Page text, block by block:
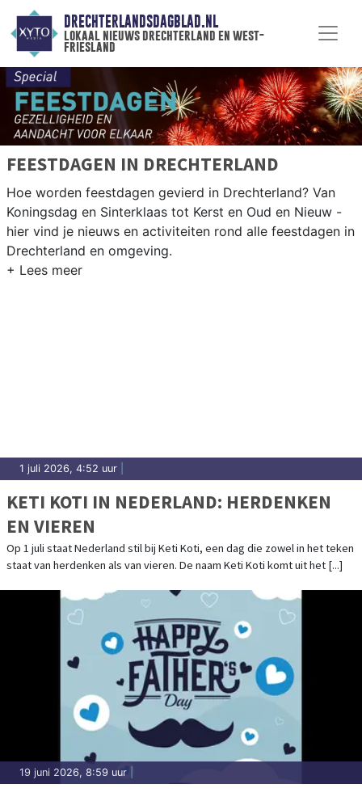
DRECHTERLANDSDAGBLAD.NL
lokaal nieuws drechterland en west-
friesland
FEESTDAGEN IN DRECHTERLAND
Hoe worden feestdagen gevierd in Drechterland? Van
Koningsdag en Sinterklaas tot Kerst en Oud en Nieuw -
hier vind je nieuws en activiteiten rond alle feestdagen in
Drechterland en omgeving.
1 juli 2026, 4:52 uur
KETI KOTI IN NEDERLAND: HERDENKEN
EN VIEREN
Op 1 juli staat Nederland stil bij Keti Koti, een dag die zowel in het teken
staat van herdenken als van vieren. De naam Keti Koti komt uit het [...]
19 juni 2026, 8:59 uur